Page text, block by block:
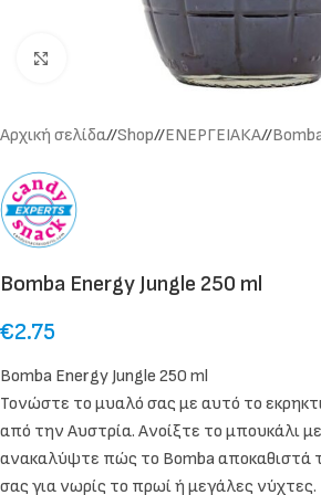
Click to enlarge
Αρχική σελίδα/ Shop/ ΕΝΕΡΓΕΙΑΚΑ/
Bomba Energy Jungle 250 ml
€2.75
Bomba Energy Jungle 250 ml
Τονώστε το μυαλό σας με αυτό το
από την Αυστρία. Ανοίξτε το μπουκάλι με
ανακαλύψτε πώς το Bomba αποκαθιστά
σας για νωρίς το πρωί ή μεγάλες νύχτες.